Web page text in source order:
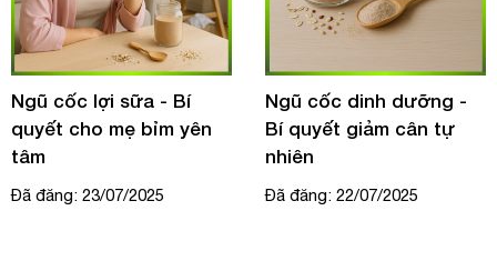
Ngũ cốc lợi sữa - Bí
quyết cho mẹ bỉm yên
tâm
Đã đăng: 23/07/2025
Ngũ cốc dinh dưỡng -
Bí quyết giảm cân tự
nhiên
Đã đăng: 22/07/2025